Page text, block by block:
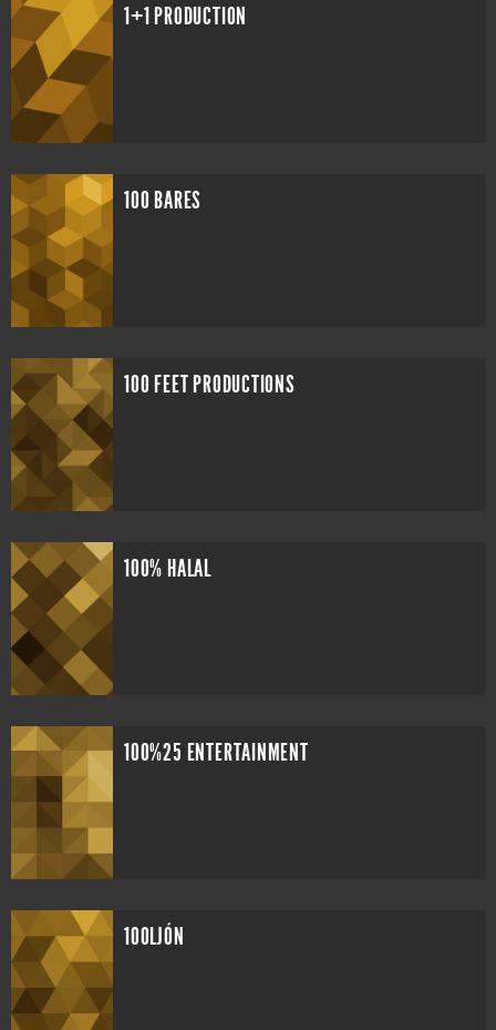
1+1 PRODUCTION
100 BARES
100 FEET PRODUCTIONS
100% HALAL
100%25 ENTERTAINMENT
100LJÓN